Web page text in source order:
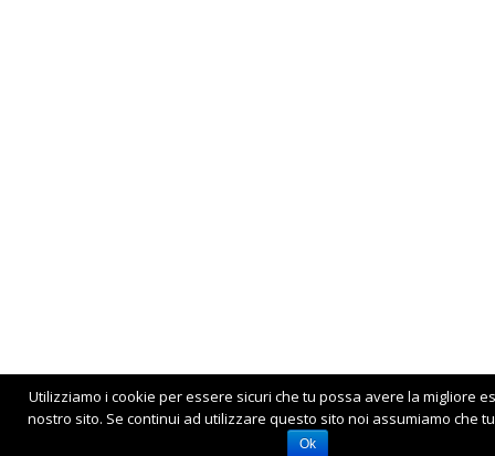
Utilizziamo i cookie per essere sicuri che tu possa avere la migliore
nostro sito. Se continui ad utilizzare questo sito noi assumiamo che
Ok